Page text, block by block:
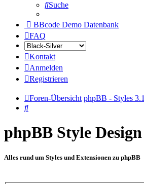
Suche
BBcode Demo Datenbank
FAQ
Kontakt
Anmelden
Registrieren
Foren-Übersicht phpBB - Styles 3.1
Suche
phpBB Style Design
Alles rund um Styles und Extensionen zu phpBB